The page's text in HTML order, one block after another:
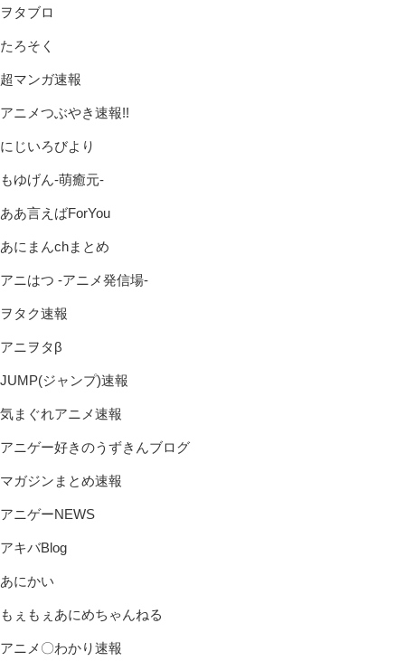
ヲタブロ
たろそく
超マンガ速報
アニメつぶやき速報!!
にじいろびより
もゆげん-萌癒元-
ああ言えばForYou
あにまんchまとめ
アニはつ -アニメ発信場-
ヲタク速報
アニヲタβ
JUMP(ジャンプ)速報
気まぐれアニメ速報
アニゲー好きのうずきんブログ
マガジンまとめ速報
アニゲーNEWS
アキバBlog
あにかい
もぇもぇあにめちゃんねる
アニメ〇わかり速報